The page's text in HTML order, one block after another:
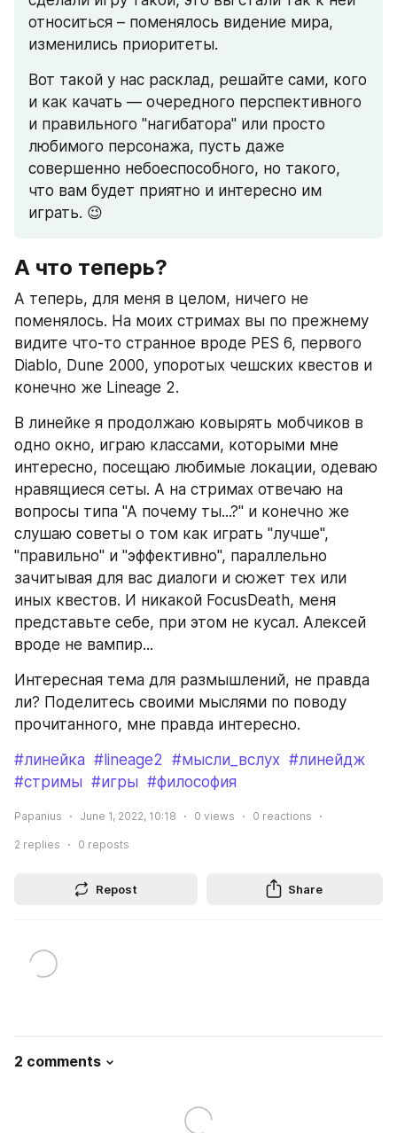
относиться – поменялось видение мира,
изменились приоритеты.
Вот такой у нас расклад, решайте сами, кого
и как качать — очередного перспективного
и правильного "нагибатора" или просто
любимого персонажа, пусть даже
совершенно небоеспособного, но такого,
что вам будет приятно и интересно им
играть. 😉
А что теперь?
А теперь, для меня в целом, ничего не
поменялось. На моих стримах вы по прежнему
видите что-то странное вроде PES 6, первого
Diablo, Dune 2000, упоротых чешских квестов и
конечно же Lineage 2.
В линейке я продолжаю ковырять мобчиков в
одно окно, играю классами, которыми мне
интересно, посещаю любимые локации, одеваю
нравящиеся сеты. А на стримах отвечаю на
вопросы типа "А почему ты...?" и конечно же
слушаю советы о том как играть "лучше",
"правильно" и "эффективно", параллельно
зачитывая для вас диалоги и сюжет тех или
иных квестов. И никакой FocusDeath, меня
представьте себе, при этом не кусал. Алексей
вроде не вампир...
Интересная тема для размышлений, не правда
ли? Поделитесь своими мыслями по поводу
прочитанного, мне правда интересно.
#линейка #lineage2 #мысли_вслух #линейдж
#стримы #игры #философия
Papanius June 1, 2022, 10:18 0 views 0 reactions
2 replies 0 reposts
Repost Share
2 comments